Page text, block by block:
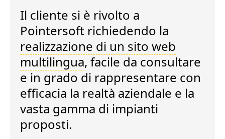
Il cliente si è rivolto a
Pointersoft richiedendo la
realizzazione di un sito web
multilingua, facile da consultare
e in grado di rappresentare con
efficacia la realtà aziendale e la
vasta gamma di impianti
proposti.